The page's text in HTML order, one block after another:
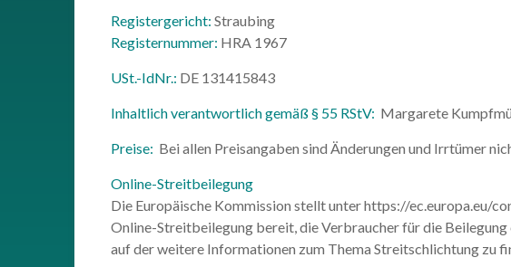
Registergericht: Straubing
Registernummer: HRA 1967
USt.-IdNr.: DE 131415843
Inhaltlich verantwortlich gemäß § 55 RStV: Margarete
Preise: Bei allen Preisangaben sind Änderungen und Irrtümer
Online-Streitbeilegung
Die Europäische Kommission stellt unter https://ec.europa.eu/
Online-Streitbeilegung bereit, die Verbraucher für die
auf der weitere Informationen zum Thema Streitschlichtung zu